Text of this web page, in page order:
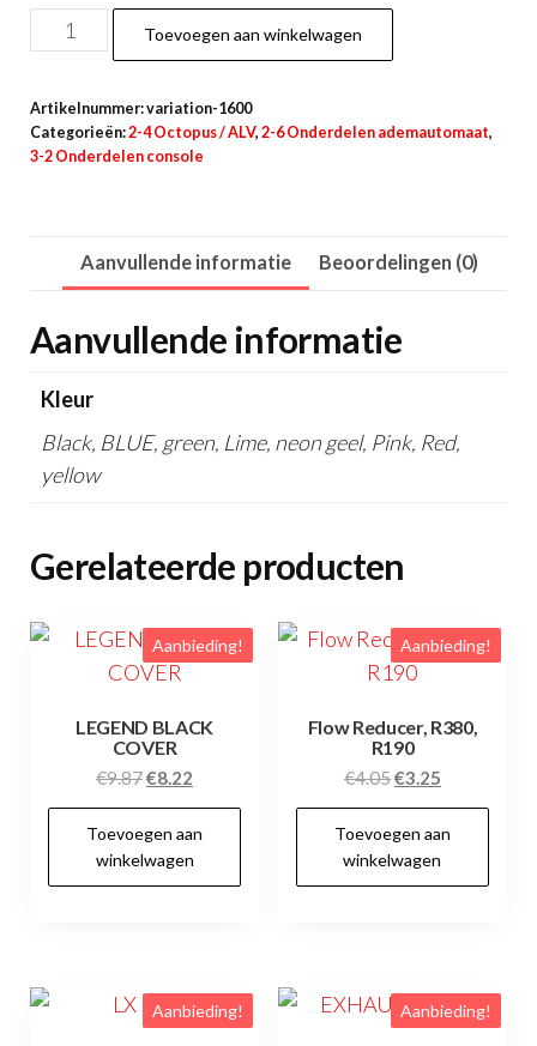
Duiksport
octopus
velcro
aantal
Toevoegen aan winkelwagen
Artikelnummer:variation-1600
Categorieën:2-4 Octopus / ALV, 2-6 Onderdelen ademautomaat,
3-2 Onderdelen console
Aanvullende informatie Beoordelingen (0)
Aanvullende informatie
Kleur
Black, BLUE, green, Lime, neon geel, Pink, Red,
yellow
Gerelateerde producten
Aanbieding!
LEGEND BLACK
COVER
€9.87Oorspronkelijke
prijs
was:
€9.87.
€8.22
prijs
is:
€8.22.
Toevoegen aan
winkelwagen
Aanbieding!
Flow Reducer, R380,
R190
€4.05Oorspronkelijke
prijs
was:
€4.05.
€3.25Huidige
prijs
is:
€3.25.
Toevoegen aan
winkelwagen
Aanbieding! Aanbieding!